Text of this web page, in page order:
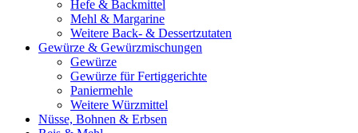
Hefe & Backmittel
Mehl & Margarine
Weitere Back- & Dessertzutaten
Gewürze & Gewürzmischungen
Gewürze
Gewürze für Fertiggerichte
Paniermehle
Weitere Würzmittel
Nüsse, Bohnen & Erbsen